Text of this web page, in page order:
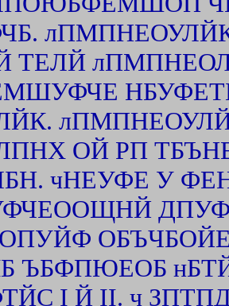
ТЕЛЙ
ОЙ РП
чНЕУФЕ У
ОБЪЧБОЙЕ
ЪБФПЮЕОБ
I Й II. ч